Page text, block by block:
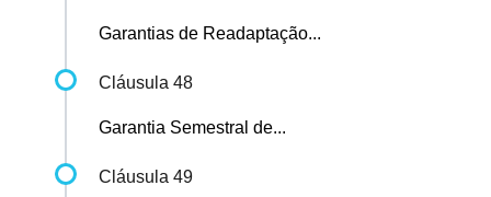
Garantias de Readaptação...
Cláusula 48
Garantia Semestral de...
Cláusula 49